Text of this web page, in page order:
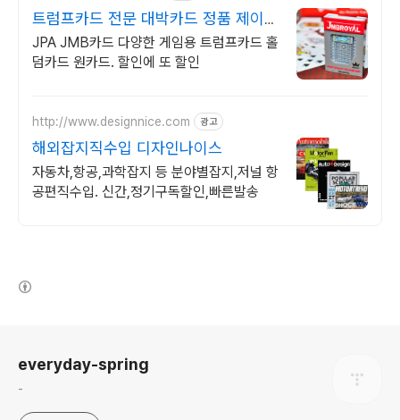
트럼프카드 전문 대박카드 정품 제이엠
비 로얄 판매점
JPA JMB카드 다양한 게임용 트럼프카드 홀
덤카드 원카드. 할인에 또 할인
http://www.designnice.com 광고
해외잡지직수입 디자인나이스
자동차,항공,과학잡지 등 분야별잡지,저널 항
공편직수입. 신간,정기구독할인,빠른발송
everyday-spring
-